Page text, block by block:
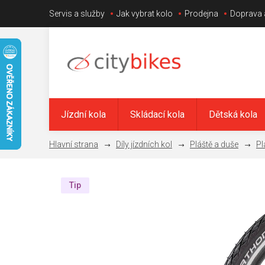
obsah
Servis a služby Jak vybrat kolo Prodejna Doprava
Jízdní kola Skládací kola Dětská kola
Díly jízdních kol Pláště a duše
Tip